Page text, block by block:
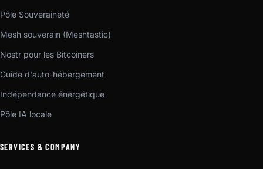
Pôle Souveraineté
Mesh souverain (Meshtastic)
Nostr pour les Bitcoiners
Guide d'auto-hébergement
Indépendance énergétique
Pôle IA locale
SERVICES & COMPANY